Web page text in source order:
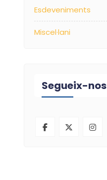
Esdeveniments
Miscel·lani
Segueix-nos